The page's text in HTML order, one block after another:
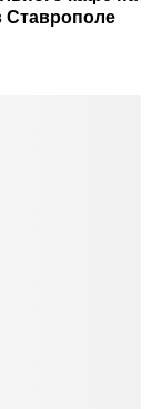
Ставрополе